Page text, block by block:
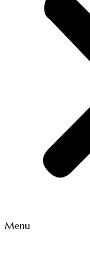
Menu